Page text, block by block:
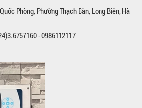
Phòng, Phường Thạch Bàn, Long Biên, Hà
- 0986112117